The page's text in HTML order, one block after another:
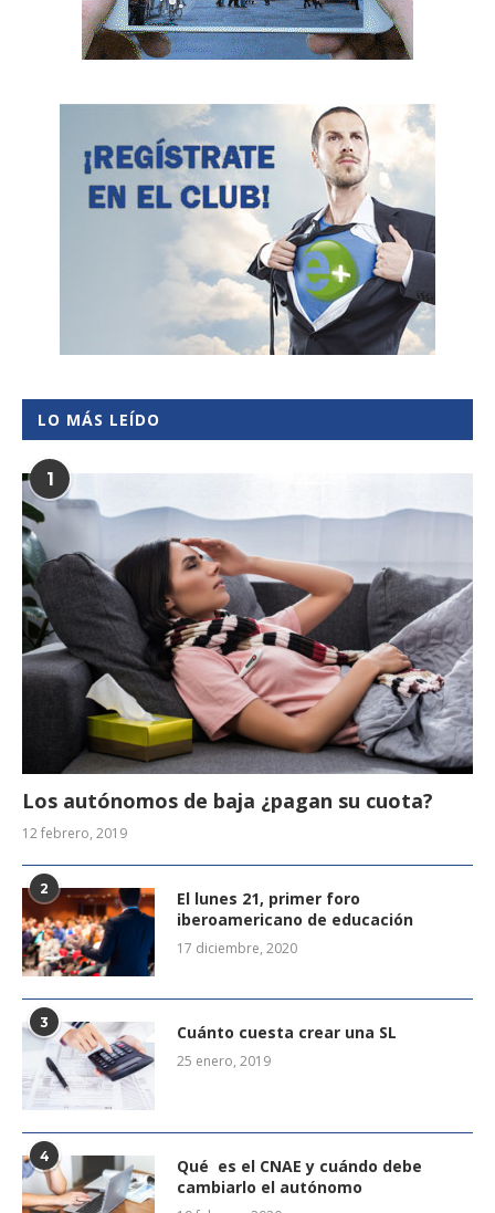
LO MÁS LEÍDO
1
Los autónomos de baja ¿pagan su cuota?
12 febrero, 2019
2
El lunes 21, primer foro
iberoamericano de educación
17 diciembre, 2020
3 Cuánto cuesta crear una SL
25 enero, 2019
4
Qué es el CNAE y cuándo debe
cambiarlo el autónomo